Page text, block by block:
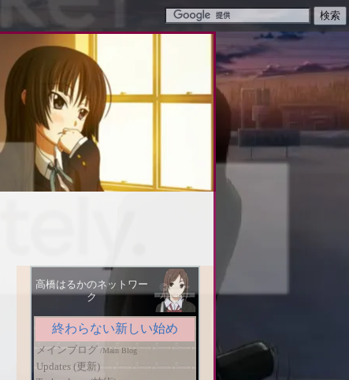
高橋はるかのネットワー
ク
終わらない新しい始め
メインブログ /Main Blog
Updates (更新)